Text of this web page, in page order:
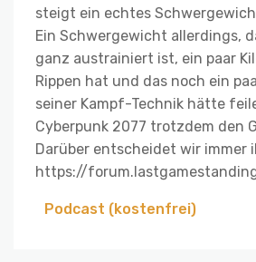
steigt ein echtes
Ein Schwergewicht allerdings,
ganz austrainiert ist, ein paar
Rippen hat und das noch ein
seiner Kampf-Technik hätte
Cyberpunk 2077 trotzdem den
Darüber entscheidet wir immer
https://
Podcast (kostenfrei)